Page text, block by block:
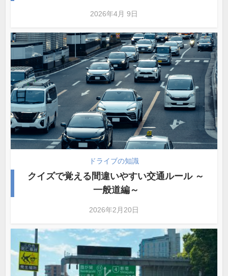
2026年4月 9日
ドライブの知識
クイズで覚える間違いやすい交通ルール ～
一般道編～
2026年2月20日